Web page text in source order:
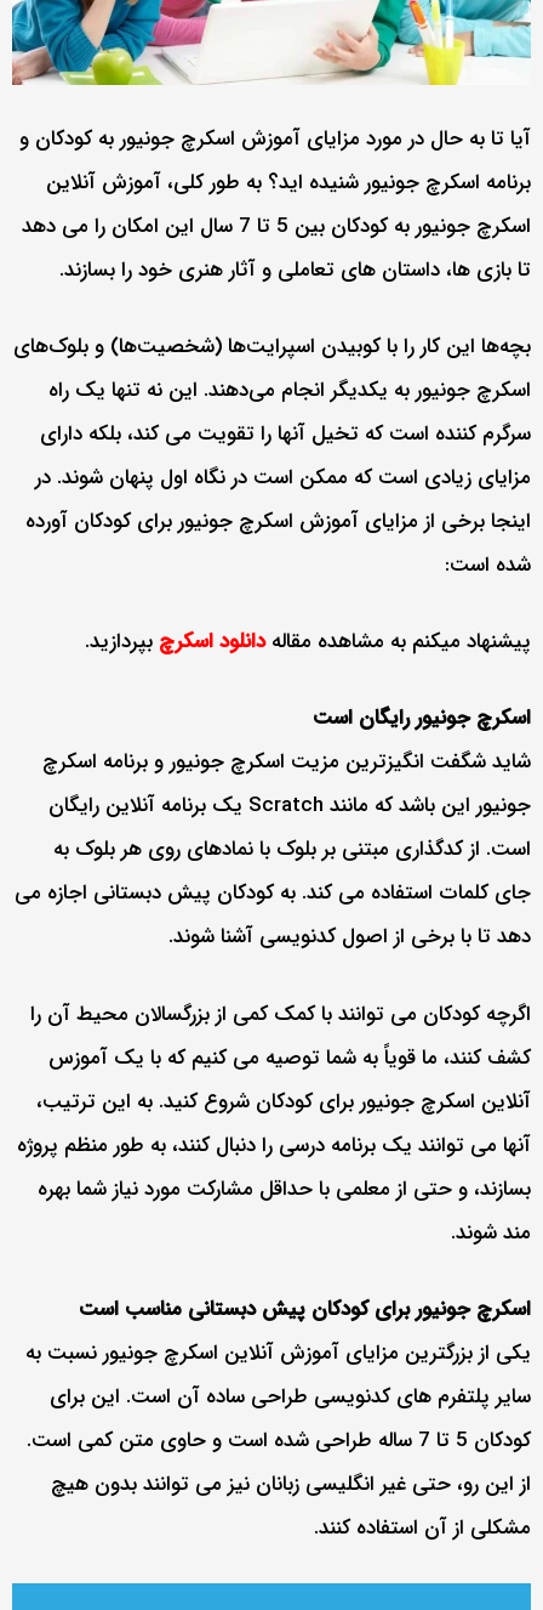
آیا تا به حال در مورد مزایای آموزش اسکرچ جونیور به کودکان و
برنامه اسکرچ جونیور شنیده اید؟ به طور کلی، آموزش آنلاین
اسکرچ جونیور به کودکان بین 5 تا 7 سال این امکان را می دهد
تا بازی ها، داستان های تعاملی و آثار هنری خود را بسازند.
بچه‌ها این کار را با کوبیدن اسپرایت‌ها (شخصیت‌ها) و بلوک‌های
اسکرچ جونیور به یکدیگر انجام می‌دهند. این نه تنها یک راه
سرگرم کننده است که تخیل آنها را تقویت می کند، بلکه دارای
مزایای زیادی است که ممکن است در نگاه اول پنهان شوند. در
اینجا برخی از مزایای آموزش اسکرچ جونیور برای کودکان آورده
شده است:
پیشنهاد میکنم به مشاهده مقالهدانلود اسکرچ بپردازید.
اسکرچ جونیور رایگان است
شاید شگفت انگیزترین مزیت اسکرچ جونیور و برنامه اسکرچ
جونیور این باشد که مانند Scratch یک برنامه آنلاین رایگان
است. از کدگذاری مبتنی بر بلوک با نمادهای روی هر بلوک به
جای کلمات استفاده می کند. به کودکان پیش دبستانی اجازه می
دهد تا با برخی از اصول کدنویسی آشنا شوند.
اگرچه کودکان می توانند با کمک کمی از بزرگسالان محیط آن را
کشف کنند، ما قویاً به شما توصیه می کنیم که با یک آموزس
آنلاین اسکرچ جونیور برای کودکان شروع کنید. به این ترتیب،
آنها می توانند یک برنامه درسی را دنبال کنند، به طور منظم پروژه
بسازند، و حتی از معلمی با حداقل مشارکت مورد نیاز شما بهره
مند شوند.
اسکرچ جونیور برای کودکان پیش دبستانی مناسب است
یکی از بزرگترین مزایای آموزش آنلاین اسکرچ جونیور نسبت به
سایر پلتفرم های کدنویسی طراحی ساده آن است. این برای
کودکان 5 تا 7 ساله طراحی شده است و حاوی متن کمی است.
از این رو، حتی غیر انگلیسی زبانان نیز می توانند بدون هیچ
مشکلی از آن استفاده کنند.